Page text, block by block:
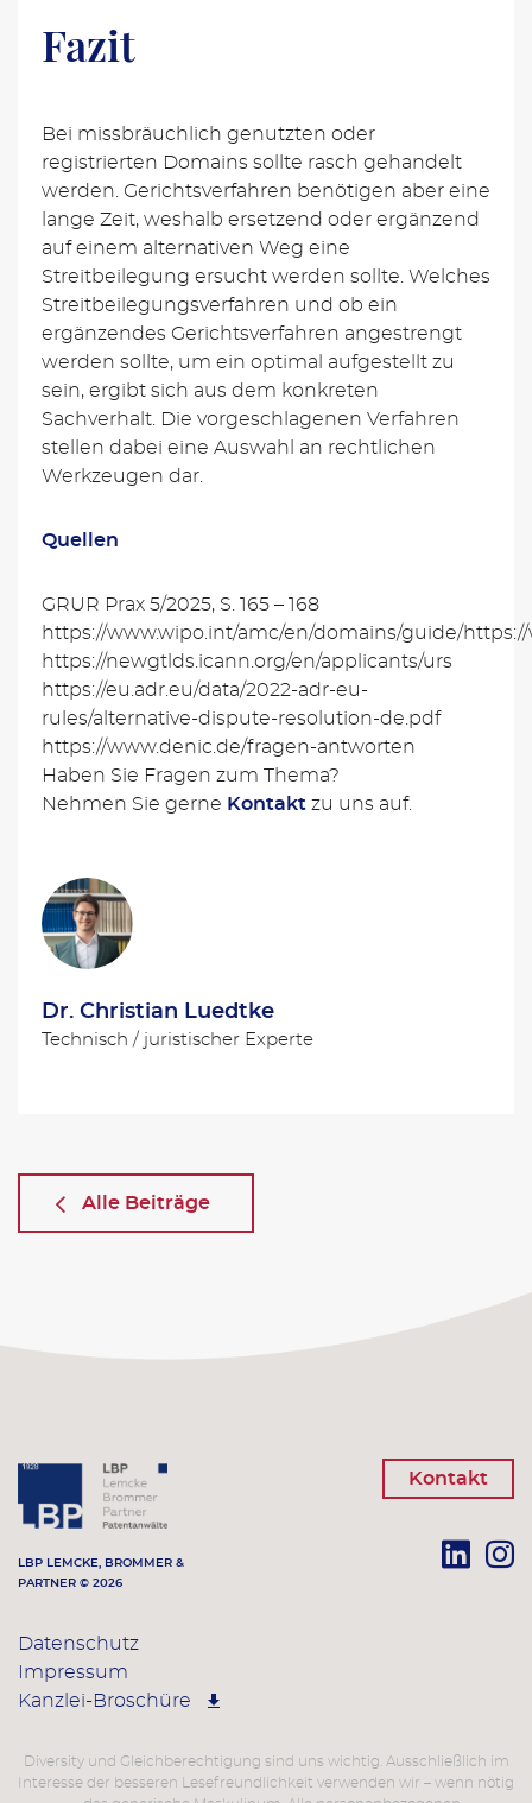
Fazit
Bei missbräuchlich genutzten oder
registrierten Domains sollte rasch gehandelt
werden. Gerichtsverfahren benötigen aber eine
lange Zeit, weshalb ersetzend oder ergänzend
auf einem alternativen Weg eine
Streitbeilegung ersucht werden sollte. Welches
Streitbeilegungsverfahren und ob ein
ergänzendes Gerichtsverfahren angestrengt
werden sollte, um ein optimal aufgestellt zu
sein, ergibt sich aus dem konkreten
Sachverhalt. Die vorgeschlagenen Verfahren
stellen dabei eine Auswahl an rechtlichen
Werkzeugen dar.
Quellen
GRUR Prax 5/2025, S. 165 – 168
https://www.wipo.int/amc/en/domains/guide/
https://newgtlds.icann.org/en/applicants/urs
https://eu.adr.eu/data/2022-adr-eu-
rules/alternative-dispute-resolution-de.pdf
https://www.denic.de/fragen-antworten
Haben Sie Fragen zum Thema?
Nehmen Sie gerne Kontakt zu uns auf.
Dr. Christian Luedtke
Technisch / juristischer Experte
Alle Beiträge
LBP LEMCKE, BROMMER &
PARTNER © 2026
Kontakt
Datenschutz
Impressum
Kanzlei-Broschüre
Diversity und Gleichberechtigung sind uns wichtig. Ausschließlich im
Interesse der besseren Lesefreundlichkeit verwenden wir – wenn nötig